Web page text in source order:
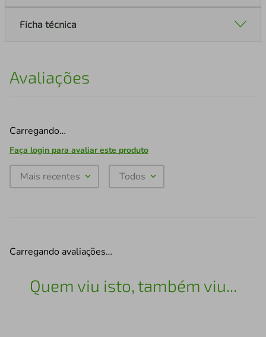
Ficha técnica
Avaliações
Carregando…
Faça login para avaliar este produto
Mais recentes Todos
Carregando avaliações…
Quem viu isto, também viu...